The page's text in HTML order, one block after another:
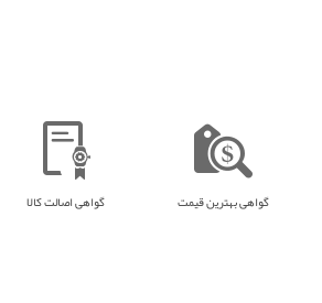
گواهی اصالت کالا گواهی بهترین قیمت